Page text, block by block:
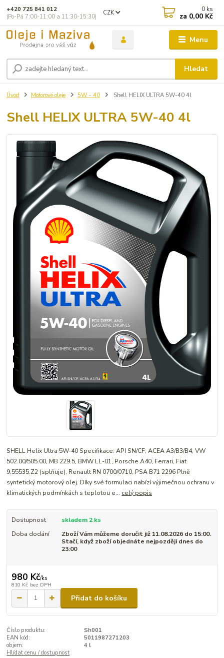
Menu
CZK
Hledat
+420 725 841 012
(Po-Pá 7:00-11:00 a 11:30-15:30)
0 ks
za 0,00 Kč
Úvod Motorové oleje 5W - 40 Shell HELIX ULTRA 5W-40 4l
Shell HELIX ULTRA 5W-40 4l
SHELL Helix Ultra 5W-40 Specifikace: API SN/CF, ACEA A3/B3/B4, VW
502.00/505.00, MB 229.5, BMW LL-01, Porsche A40, Ferrari, Fiat
9.55535.Z2 (splňuje), Renault RN 0700/0710, PSA B71 2296 Plně
syntetický motorový olej. Díky své formulaci nabízí výjimečnou ochranu v
klimatických podmínkách s teplotou e... celý popis
Dostupnost
skladem 2 ks
Doba dodání
Zboží Vám můžeme doručit již 11.08.2026 do 15:00.
Stačí, když zboží objednáte nejpozději dnes do
23:00
980 Kč/ks
810 Kč bez DPH
Přidat do košíku
Číslo produktu:
Sh001
EAN kód:
5011987271203
objem:
4 l
Hlídat cenu / dostupnost